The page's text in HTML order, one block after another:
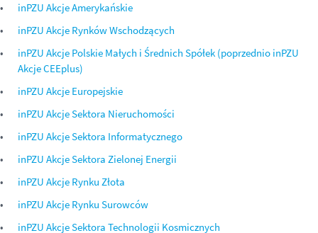
inPZU Akcje Amerykańskie
inPZU Akcje Rynków Wschodzących
inPZU Akcje Polskie Małych i Średnich Spółek (poprzednio inPZU
Akcje CEEplus)
inPZU Akcje Europejskie
inPZU Akcje Sektora Nieruchomości
inPZU Akcje Sektora Informatycznego
inPZU Akcje Sektora Zielonej Energii
inPZU Akcje Rynku Złota
inPZU Akcje Rynku Surowców
inPZU Akcje Sektora Technologii Kosmicznych